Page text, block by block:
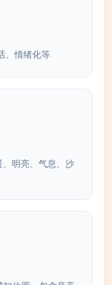
、情绪化等
明亮、气息、沙